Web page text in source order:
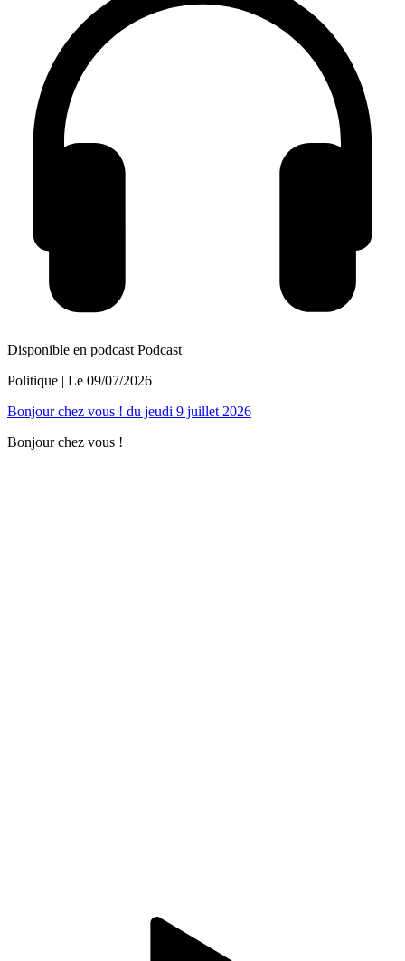
Disponible en podcast Podcast
Politique | Le 09/07/2026
Bonjour chez vous ! du jeudi 9 juillet 2026
Bonjour chez vous !